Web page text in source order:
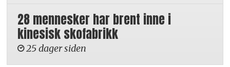
28 mennesker har brent inne i
kinesisk skofabrikk
25 dager siden